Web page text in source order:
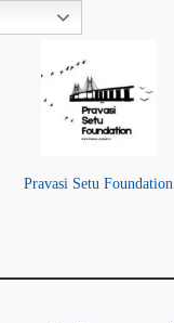
Pravasi Setu Foundation